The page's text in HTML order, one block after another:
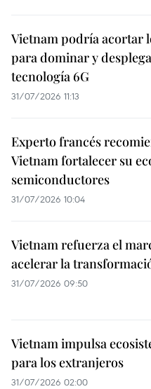
Vietnam podría acortar
para dominar y
tecnología 6G
31/07/2026 11:13
Experto francés
Vietnam fortalecer su
semiconductores
31/07/2026 10:04
Vietnam refuerza el
acelerar la
31/07/2026 09:50
Vietnam impulsa
para los extranjeros
31/07/2026 02:00